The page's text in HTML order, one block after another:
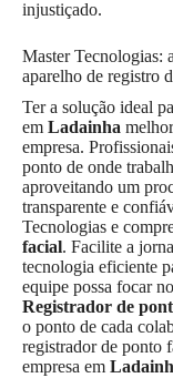
injustiçado.
Master Tecnologias:
aparelho de registro
Ter a solução ideal
em Ladainha
empresa.
ponto de onde
aproveitando um
transparente e
Tecnologias e
facial. Facilite a
tecnologia eficiente
equipe possa focar
Registrador de
o ponto de cada
registrador de ponto
empresa em